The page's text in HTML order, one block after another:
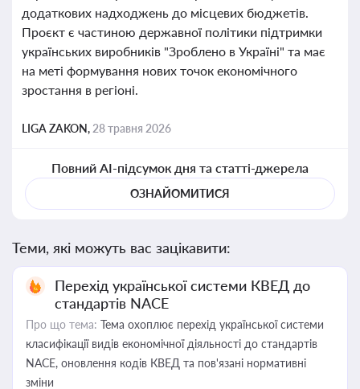
додаткових надходжень до місцевих бюджетів.
Проєкт є частиною державної політики підтримки
українських виробників "Зроблено в Україні" та має
на меті формування нових точок економічного
зростання в регіоні.
LIGA ZAKON, 28 травня 2026
Повний AI-підсумок дня та статті-джерела
ОЗНАЙОМИТИСЯ
Теми, які можуть вас зацікавити:
Перехід української системи КВЕД до
стандартів NACE
Про що тема: Тема охоплює перехід української системи
класифікації видів економічної діяльності до стандартів
NACE, оновлення кодів КВЕД та пов'язані нормативні
зміни